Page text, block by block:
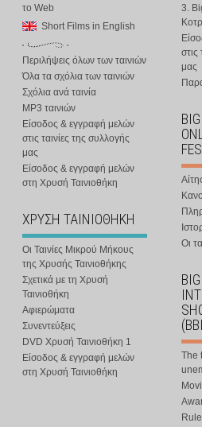
το Web
Short Films in English
Περιλήψεις όλων των ταινιών
Όλα τα σχόλια των ταινιών
Σχόλια ανά ταινία
MP3 ταινιών
Είσοδος & εγγραφή μελών
στις ταινίες της συλλογής
μας
Είσοδος & εγγραφή μελών
στη Χρυσή Ταινιοθήκη
ΧΡΥΣΗ ΤΑΙΝΙΟΘΗΚΗ
Οι Ταινίες Μικρού Μήκους
της Χρυσής Ταινιοθήκης
Σχετικά με τη Χρυσή
Ταινιοθήκη
Αφιερώματα
Συνεντεύξεις
DVD Χρυσή Ταινιοθήκη 1
Είσοδος & εγγραφή μελών
στη Χρυσή Ταινιοθήκη
3.
στις
μας
Οι
The